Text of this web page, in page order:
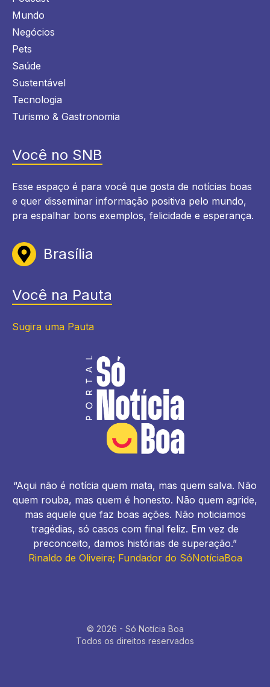
Mundo
Negócios
Pets
Saúde
Sustentável
Tecnologia
Turismo & Gastronomia
Você no SNB
Esse espaço é para você que gosta de notícias boas
e quer disseminar informação positiva pelo mundo,
pra espalhar bons exemplos, felicidade e esperança.
Brasília
Você na Pauta
Sugira uma Pauta
“Aqui não é notícia quem mata, mas quem salva. Não
quem rouba, mas quem é honesto. Não quem agride,
mas aquele que faz boas ações. Não noticiamos
tragédias, só casos com final feliz. Em vez de
preconceito, damos histórias de superação.”
Rinaldo de Oliveira; Fundador do SóNotíciaBoa
© 2026 - Só Notícia Boa
Todos os direitos reservados